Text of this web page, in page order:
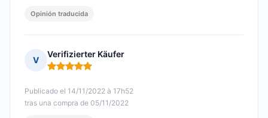
Opinión traducida
V
Verifizierter Käufer
Nota: 5 de 5
Publicado el 14/11/2022 à 17h52
tras una compra de 05/11/2022